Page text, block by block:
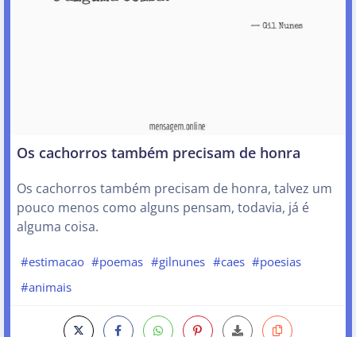
Os cachorros também precisam de honra
Os cachorros também precisam de honra, talvez um
pouco menos como alguns pensam, todavia, já é
alguma coisa.
#estimacao #poemas #gilnunes #caes #poesias
#animais